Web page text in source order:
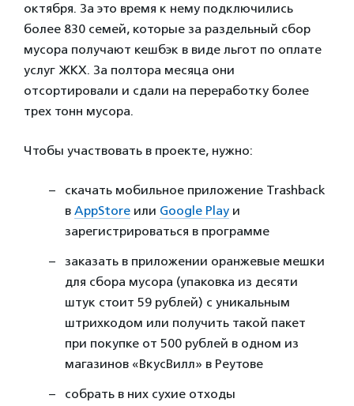
октября. За это время к нему подключились
более 830 семей, которые за раздельный сбор
мусора получают кешбэк в виде льгот по оплате
услуг ЖКХ. За полтора месяца они
отсортировали и сдали на переработку более
трех тонн мусора.
Чтобы участвовать в проекте, нужно:
скачать мобильное приложение Trashback
в AppStore или Google Play и
зарегистрироваться в программе
заказать в приложении оранжевые мешки
для сбора мусора (упаковка из десяти
штук стоит 59 рублей) с уникальным
штрихкодом или получить такой пакет
при покупке от 500 рублей в одном из
магазинов «ВкусВилл» в Реутове
собрать в них сухие отходы